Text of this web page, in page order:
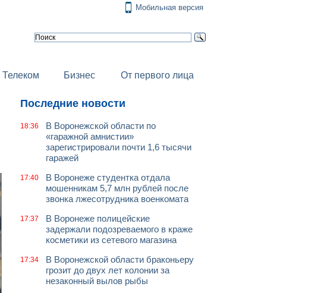
Мобильная версия
Телеком Бизнес От первого лица
Последние новости
18:36
В Воронежской области по
«гаражной амнистии»
зарегистрировали почти 1,6 тысячи
гаражей
17:40
В Воронеже студентка отдала
мошенникам 5,7 млн рублей после
звонка лжесотрудника военкомата
17:37
В Воронеже полицейские
задержали подозреваемого в краже
косметики из сетевого магазина
17:34
В Воронежской области браконьеру
грозит до двух лет колонии за
незаконный вылов рыбы